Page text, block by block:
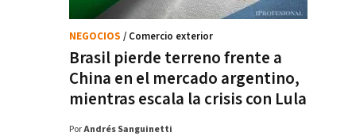
Brasil pierde terreno frente a
China en el mercado argentino,
mientras escala la crisis con Lula
NEGOCIOS / Comercio exterior
PorAndrés Sanguinetti